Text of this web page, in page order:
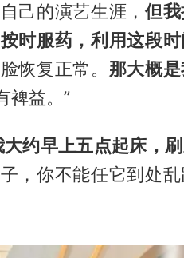
己的演艺生涯， 但
时服药，利用这段
恢复正常。 那大概
裨益。”
大约早上五点起床，
，你不能任它到处